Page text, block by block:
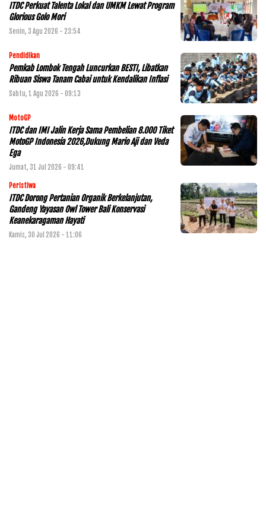
ITDC Perkuat Talenta Lokal dan UMKM Lewat Program
Glorious Golo Mori
Senin, 3 Agu 2026 - 23:54
Pendidikan
Pemkab Lombok Tengah Luncurkan BESTI, Libatkan
Ribuan Siswa Tanam Cabai untuk Kendalikan Inflasi
Sabtu, 1 Agu 2026 - 09:13
MotoGP
ITDC dan IMI Jalin Kerja Sama Pembelian 8.000 Tiket
MotoGP Indonesia 2026,Dukung Mario Aji dan Veda
Ega
Jumat, 31 Jul 2026 - 09:41
Peristiwa
ITDC Dorong Pertanian Organik Berkelanjutan,
Gandeng Yayasan Owl Tower Bali Konservasi
Keanekaragaman Hayati
Kamis, 30 Jul 2026 - 11:06